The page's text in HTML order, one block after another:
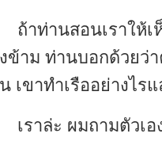
ถ้าท่านสอนเราให้
ข้าม ท่านบอกด้วยว่
เขาทำเรืออย่างไร
เราล่ะ ผมถามตัวเ